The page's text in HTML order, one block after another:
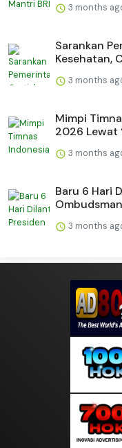
3 months
Sarankan
Kesehatan,
3 months
Mimpi
2026 Lewat
3 months
Baru 6 Hari
3 months